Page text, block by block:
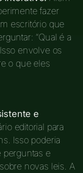
fazer
escritório que
“Qual é a
envolve os
o que eles
e
editorial para
Isso poderia
perguntas e
novas leis. A